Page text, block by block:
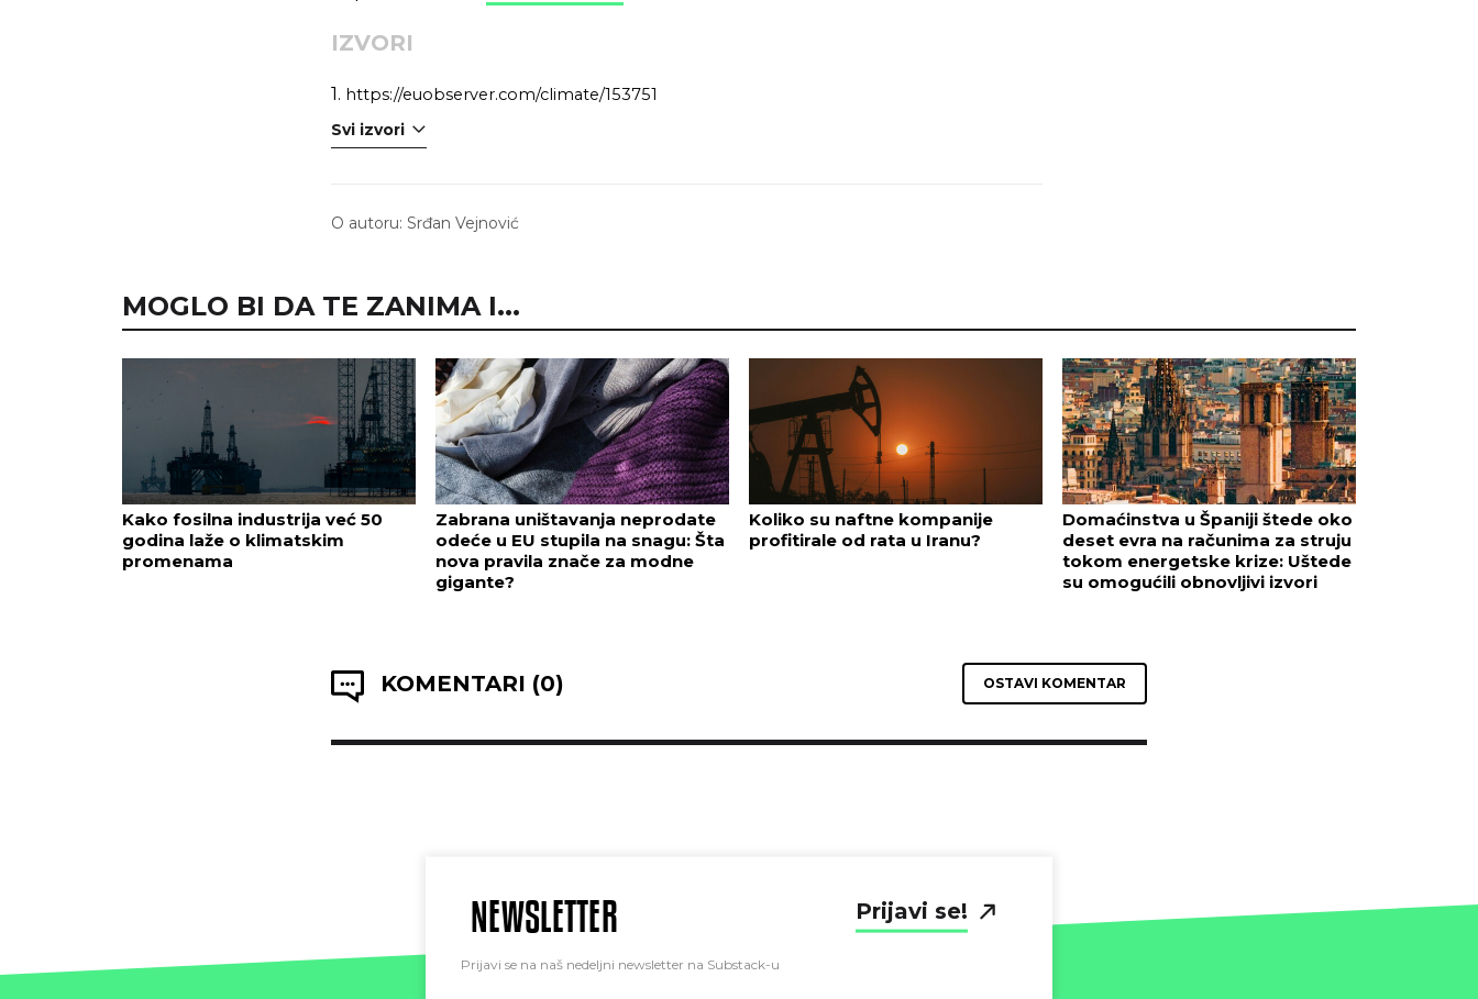
IZVORI
1. https://euobserver.com/climate/153751
Svi izvori
O autoru: Srđan Vejnović
MOGLO BI DA TE ZANIMA I...
Kako fosilna industrija već 50
godina laže o klimatskim
promenama
Zabrana uništavanja neprodate
odeće u EU stupila na snagu: Šta
nova pravila znače za modne
gigante?
Koliko su naftne kompanije
profitirale od rata u Iranu?
Domaćinstva u Španiji štede oko
deset evra na računima za struju
tokom energetske krize: Uštede
su omogućili obnovljivi izvori
KOMENTARI (0) OSTAVI KOMENTAR
NEWSLETTER Prijavi se!
Prijavi se na naš nedeljni newsletter na Substack-u